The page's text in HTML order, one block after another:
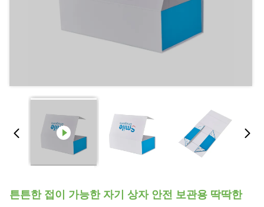
튼튼한 접이 가능한 자기 상자 안전 보관용 딱딱한